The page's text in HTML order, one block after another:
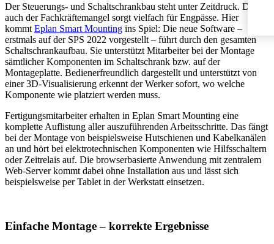
Der Steuerungs- und Schaltschrankbau steht unter Zeitdruck. Doch
auch der Fachkräftemangel sorgt vielfach für Engpässe. Hier
kommt Eplan Smart Mounting ins Spiel: Die neue Software –
erstmals auf der SPS 2022 vorgestellt – führt durch den gesamten
Schaltschrankaufbau. Sie unterstützt Mitarbeiter bei der Montage
sämtlicher Komponenten im Schaltschrank bzw. auf der
Montageplatte. Bedienerfreundlich dargestellt und unterstützt von
einer 3D-Visualisierung erkennt der Werker sofort, wo welche
Komponente wie platziert werden muss.
Fertigungsmitarbeiter erhalten in Eplan Smart Mounting eine
komplette Auflistung aller auszuführenden Arbeitsschritte. Das fängt
bei der Montage von beispielsweise Hutschienen und Kabelkanälen
an und hört bei elektrotechnischen Komponenten wie Hilfsschaltern
oder Zeitrelais auf. Die browserbasierte Anwendung mit zentralem
Web-Server kommt dabei ohne Installation aus und lässt sich
beispielsweise per Tablet in der Werkstatt einsetzen.
Einfache Montage – korrekte Ergebnisse